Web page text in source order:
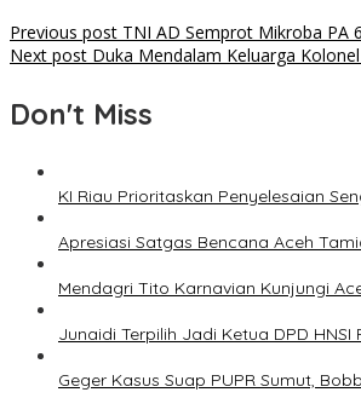
Previous post TNI AD Semprot Mikroba PA
Next post Duka Mendalam Keluarga
Don't Miss
KI Riau Prioritaskan Penyelesaian
Apresiasi Satgas Bencana Aceh
Mendagri Tito Karnavian Kunjungi
Junaidi Terpilih Jadi Ketua DPD
Geger Kasus Suap PUPR Sumut,